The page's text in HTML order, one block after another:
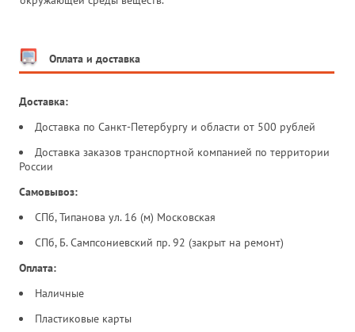
Оплата и доставка
Доставка:
Доставка по Санкт-Петербургу и области от 500 рублей
Доставка заказов транспортной компанией по территории
России
Самовывоз:
СПб, Типанова ул. 16 (м) Московская
СПб, Б. Сампсониевский пр. 92 (закрыт на ремонт)
Оплата:
Наличные
Пластиковые карты